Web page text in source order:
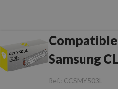
Compatible
Samsung
Y503L
Ref.: CCSMY503L